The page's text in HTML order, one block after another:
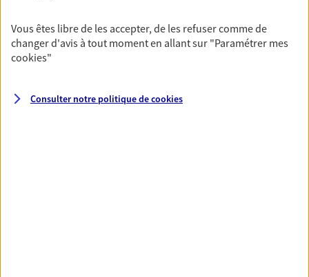
Couvrez vos dépenses de santé ainsi que celles de
votre famille avec la complémentaire santé qui
vous ressemble.
Prévoyance
Vous êtes libre de les accepter, de les refuser comme de
changer d'avis à tout moment en allant sur "Paramétrer mes
cookies"
Consulter notre politique decookies